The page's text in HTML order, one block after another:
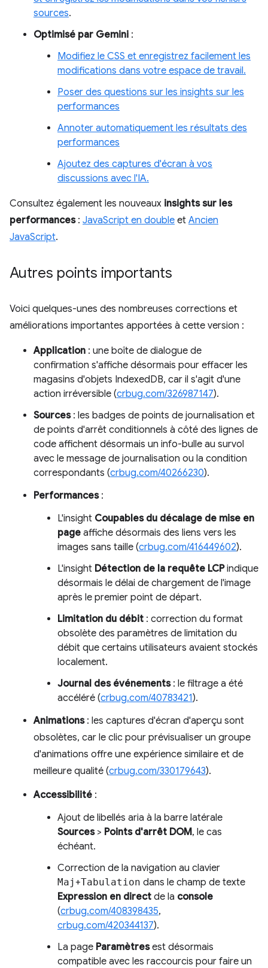
sources.
Optimisé par Gemini :
Modifiez le CSS et enregistrez facilement les
modifications dans votre espace de travail.
Poser des questions sur les insights sur les
performances
Annoter automatiquement les résultats des
performances
Ajoutez des captures d'écran à vos
discussions avec l'IA.
Consultez également les nouveaux insights sur les
performances: JavaScript en double et Ancien
JavaScript.
Autres points importants
Voici quelques-unes des nombreuses corrections et
améliorations importantes apportées à cette version :
Application : une boîte de dialogue de
confirmation s'affiche désormais pour effacer les
magasins d'objets IndexedDB, car il s'agit d'une
action irréversible (crbug.com/326987147).
Sources: les badges de points de journalisation et
de points d'arrêt conditionnels à côté des lignes de
code affichent désormais un info-bulle au survol
avec le message de journalisation ou la condition
correspondants (crbug.com/40266230).
Performances:
L'insight Coupables du décalage de mise en
page affiche désormais des liens vers les
images sans taille (crbug.com/416449602).
L'insight Détection de la requête LCPindique
désormais le délai de chargement de l'image
après le premier point de départ.
Limitation du débit : correction du format
obsolète des paramètres de limitation du
débit que certains utilisateurs avaient stockés
localement.
Journal des événements: le filtrage a été
accéléré (crbug.com/40783421).
Animations: les captures d'écran d'aperçu sont
obsolètes, car le clic pour prévisualiser un groupe
d'animations offre une expérience similaire et de
meilleure qualité (crbug.com/330179643).
Accessibilité :
Ajout de libellés aria à la barre latérale
Sources> Points d'arrêt DOM, le cas
échéant.
Correction de la navigation au clavier
Maj+Tabulation dans le champ de texte
Expression en direct de la console
(crbug.com/408398435,
crbug.com/420344137).
La page Paramètresest désormais
compatible avec les raccourcis pour faire un